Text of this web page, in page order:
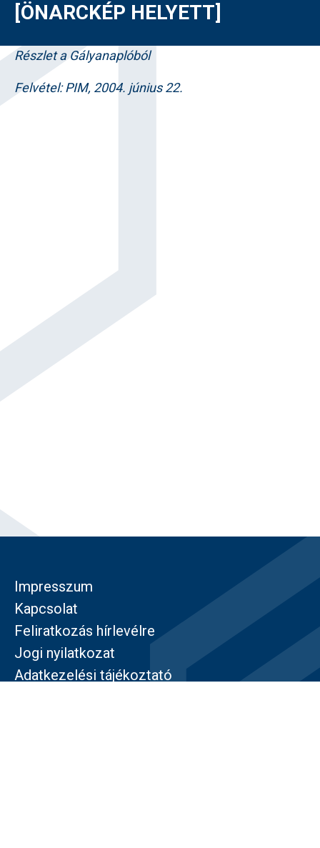
[ÖNARCKÉP HELYETT]
Részlet a Gályanaplóból
Felvétel: PIM, 2004. június 22.
Impresszum
Kapcsolat
Feliratkozás hírlevélre
Jogi nyilatkozat
Adatkezelési tájékoztató